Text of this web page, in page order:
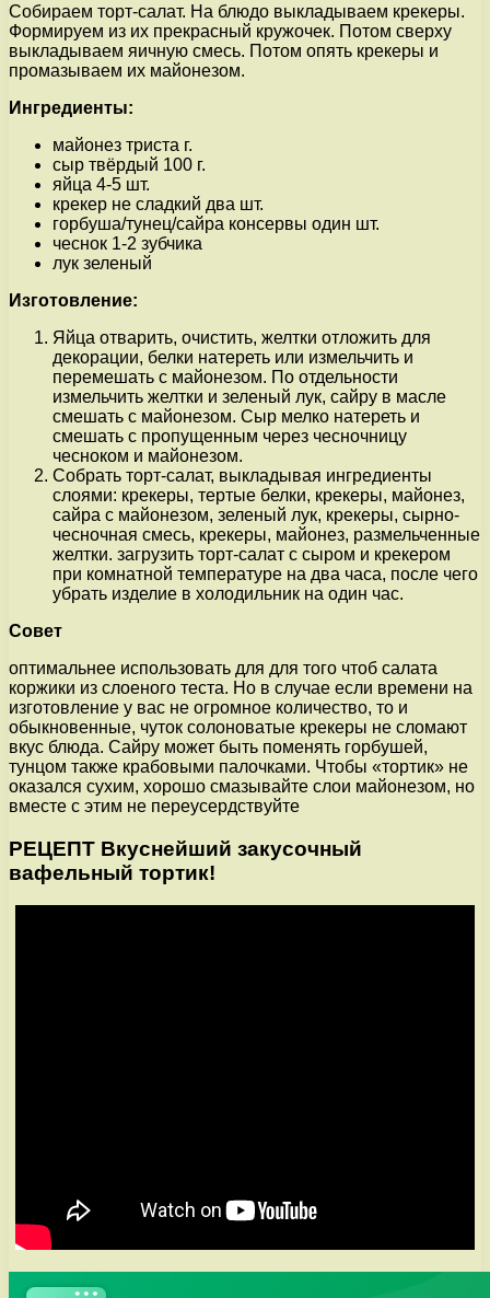
Собираем торт-салат. На блюдо выкладываем крекеры.
Формируем из их прекрасный кружочек. Потом сверху
выкладываем яичную смесь. Потом опять крекеры и
промазываем их майонезом.
Ингредиенты:
майонез триста г.
сыр твёрдый 100 г.
яйца 4-5 шт.
крекер не сладкий два шт.
горбуша/тунец/сайра консервы один шт.
чеснок 1-2 зубчика
лук зеленый
Изготовление:
Яйца отварить, очистить, желтки отложить для
декорации, белки натереть или измельчить и
перемешать с майонезом. По отдельности
измельчить желтки и зеленый лук, сайру в масле
смешать с майонезом. Сыр мелко натереть и
смешать с пропущенным через чесночницу
чесноком и майонезом.
Собрать торт-салат, выкладывая ингредиенты
слоями: крекеры, тертые белки, крекеры, майонез,
сайра с майонезом, зеленый лук, крекеры, сырно-
чесночная смесь, крекеры, майонез, размельченные
желтки. загрузить торт-салат с сыром и крекером
при комнатной температуре на два часа, после чего
убрать изделие в холодильник на один час.
Совет
оптимальнее использовать для для того чтоб салата
коржики из слоеного теста. Но в случае если времени на
изготовление у вас не огромное количество, то и
обыкновенные, чуток солоноватые крекеры не сломают
вкус блюда. Сайру может быть поменять горбушей,
тунцом также крабовыми палочками. Чтобы «тортик» не
оказался сухим, хорошо смазывайте слои майонезом, но
вместе с этим не переусердствуйте
РЕЦЕПТ Вкуснейший закусочный
вафельный тортик!